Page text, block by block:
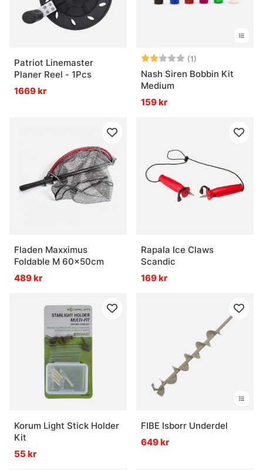
Patriot Linemaster
Planer Reel - 1Pcs
1669 kr
Betyg: (1)
Nash Siren Bobbin Kit
Medium
159 kr
Fladen Maxximus
Foldable M 60x50cm
489 kr
Rapala Ice Claws
Scandic
169 kr
Korum Light Stick Holder
Kit
55 kr
FIBE Isborr Underdel
649 kr